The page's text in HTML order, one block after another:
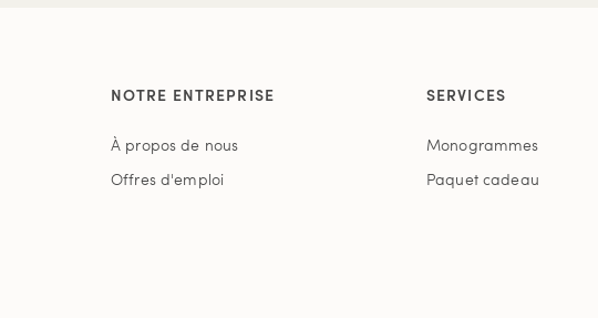
NOTRE ENTREPRISE
À propos de nous
Offres d'emploi
SERVICES
Monogrammes
Paquet cadeau